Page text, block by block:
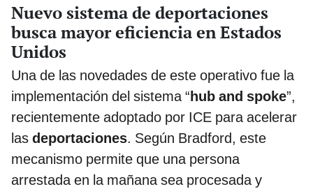
Nuevo sistema de deportaciones
busca mayor eficiencia en Estados
Unidos
Una de las novedades de este operativo fue la
implementación del sistema “hub and spoke”,
recientemente adoptado por ICE para acelerar
las deportaciones. Según Bradford, este
mecanismo permite que una persona
arrestada en la mañana sea procesada y